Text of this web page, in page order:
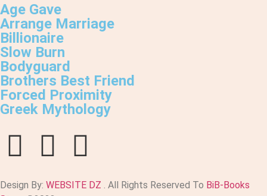
Age Gave
Arrange Marriage
Billionaire
Slow Burn
Bodyguard
Brothers Best Friend
Forced Proximity
Greek Mythology
Design By: WEBSITE DZ . All Rights Reserved To BiB-Books